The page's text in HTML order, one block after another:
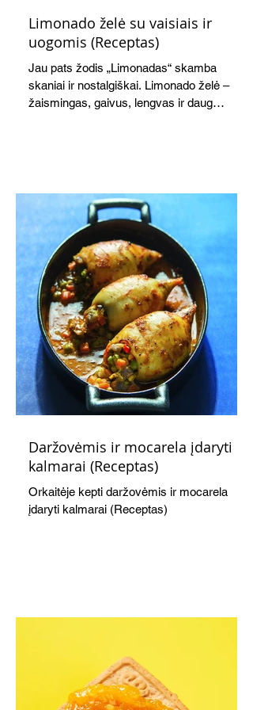
Limonado želė su vaisiais ir
uogomis (Receptas)
Jau pats žodis „Limonadas“ skamba
skaniai ir nostalgiškai. Limonado želė –
žaismingas, gaivus, lengvas ir daug
Daržovėmis ir mocarela įdaryti
kalmarai (Receptas)
Orkaitėje kepti daržovėmis ir mocarela
įdaryti kalmarai (Receptas)